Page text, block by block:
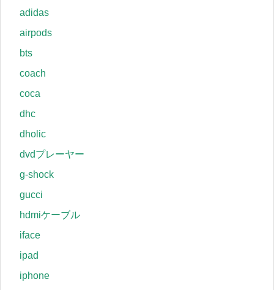
adidas
airpods
bts
coach
coca
dhc
dholic
dvdプレーヤー
g-shock
gucci
hdmiケーブル
iface
ipad
iphone